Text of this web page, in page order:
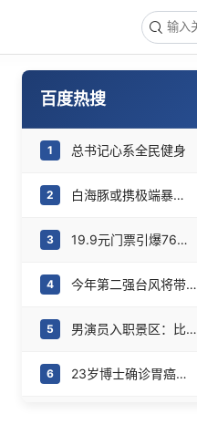
百度热搜
1 总书记心系全民健身
2 白海豚或携极端暴雨重创东部多省市
3 19.9元门票引爆76亿消费
4 今年第二强台风将带来多大影响
5 男演员入职景区：比做演员更有安全感
6 23岁博士确诊胃癌晚期：常熬夜压力大